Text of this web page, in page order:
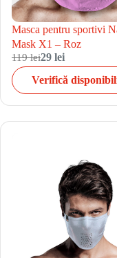
Masca pentru sportivi
Mask X1 – Roz
119 lei29 lei
Verifică